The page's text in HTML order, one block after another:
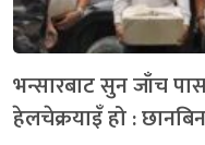
भन्सारबाट सुन जाँच
हेलचेक्रयाइँ हो :